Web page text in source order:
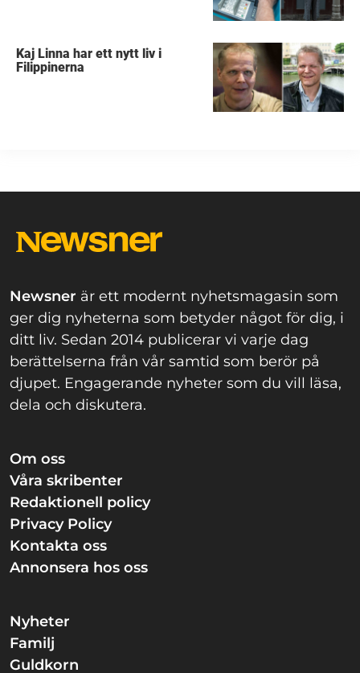
Kaj Linna har ett nytt liv i
Filippinerna
Newsner är ett modernt nyhetsmagasin som
ger dig nyheterna som betyder något för dig, i
ditt liv. Sedan 2014 publicerar vi varje dag
berättelserna från vår samtid som berör på
djupet. Engagerande nyheter som du vill läsa,
dela och diskutera.
Om oss
Våra skribenter
Redaktionell policy
Privacy Policy
Kontakta oss
Annonsera hos oss
Nyheter
Familj
Guldkorn